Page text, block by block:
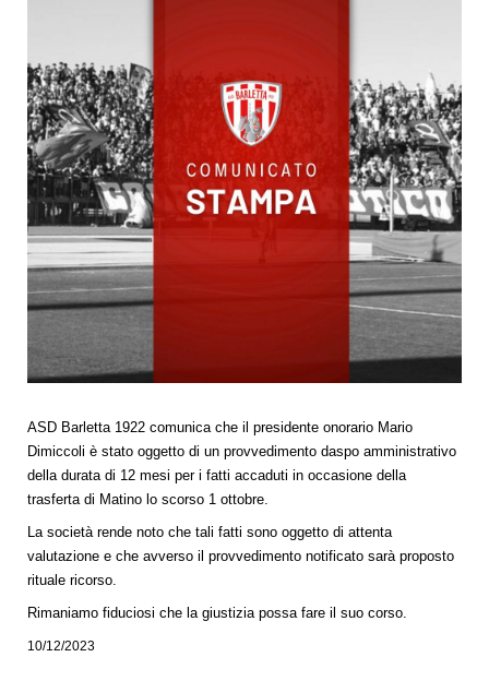
ASD Barletta 1922 comunica che il presidente onorario Mario
Dimiccoli è stato oggetto di un provvedimento daspo amministrativo
della durata di 12 mesi per i fatti accaduti in occasione della
trasferta di Matino lo scorso 1 ottobre.
La società rende noto che tali fatti sono oggetto di attenta
valutazione e che avverso il provvedimento notificato sarà proposto
rituale ricorso.
Rimaniamo fiduciosi che la giustizia possa fare il suo corso.
10/12/2023